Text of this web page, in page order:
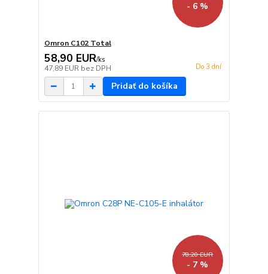
- 6 %
Omron C102 Total
58,90 EUR/ks
47,89 EUR bez DPH Do 3 dní
Pridať do košíka
78,20 EUR
- 7 %